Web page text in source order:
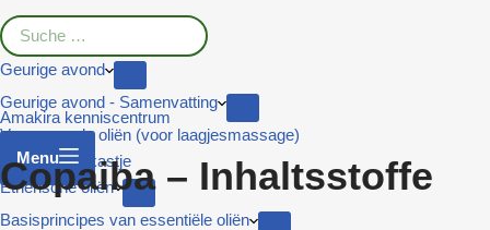
Geurige avond
Geurige avond - Samenvatting
Vervangende oliën (voor laagjesmassage)
Het medicijnkastje
Etherische oliën
Basisprincipes van essentiële oliën
Amakira kenniscentrum
Menu
Copaiba – Inhaltsstoffe